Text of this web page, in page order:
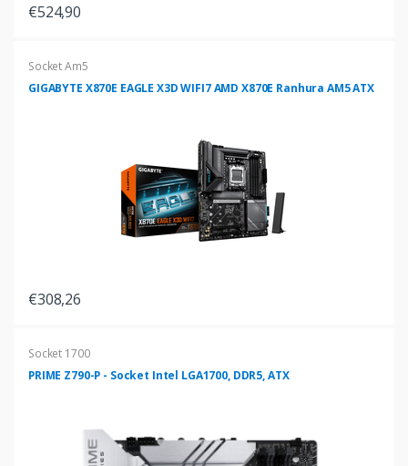
€524,90
Socket Am5
GIGABYTE X870E EAGLE X3D WIFI7 AMD X870E Ranhura AM5 ATX
€308,26
Socket 1700
PRIME Z790-P - Socket Intel LGA1700, DDR5, ATX